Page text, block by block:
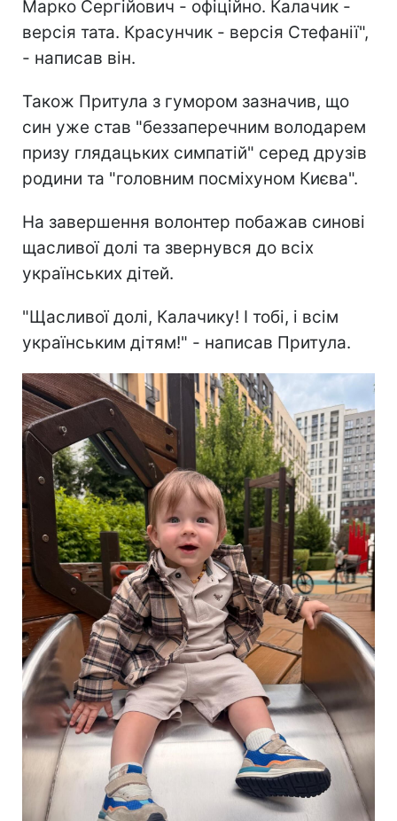
Марко Сергійович - офіційно. Калачик -
версія тата. Красунчик - версія Стефанії",
- написав він.
Також Притула з гумором зазначив, що
син уже став "беззаперечним володарем
призу глядацьких симпатій" серед друзів
родини та "головним посміхуном Києва".
На завершення волонтер побажав синові
щасливої долі та звернувся до всіх
українських дітей.
"Щасливої долі, Калачику! І тобі, і всім
українським дітям!" - написав Притула.